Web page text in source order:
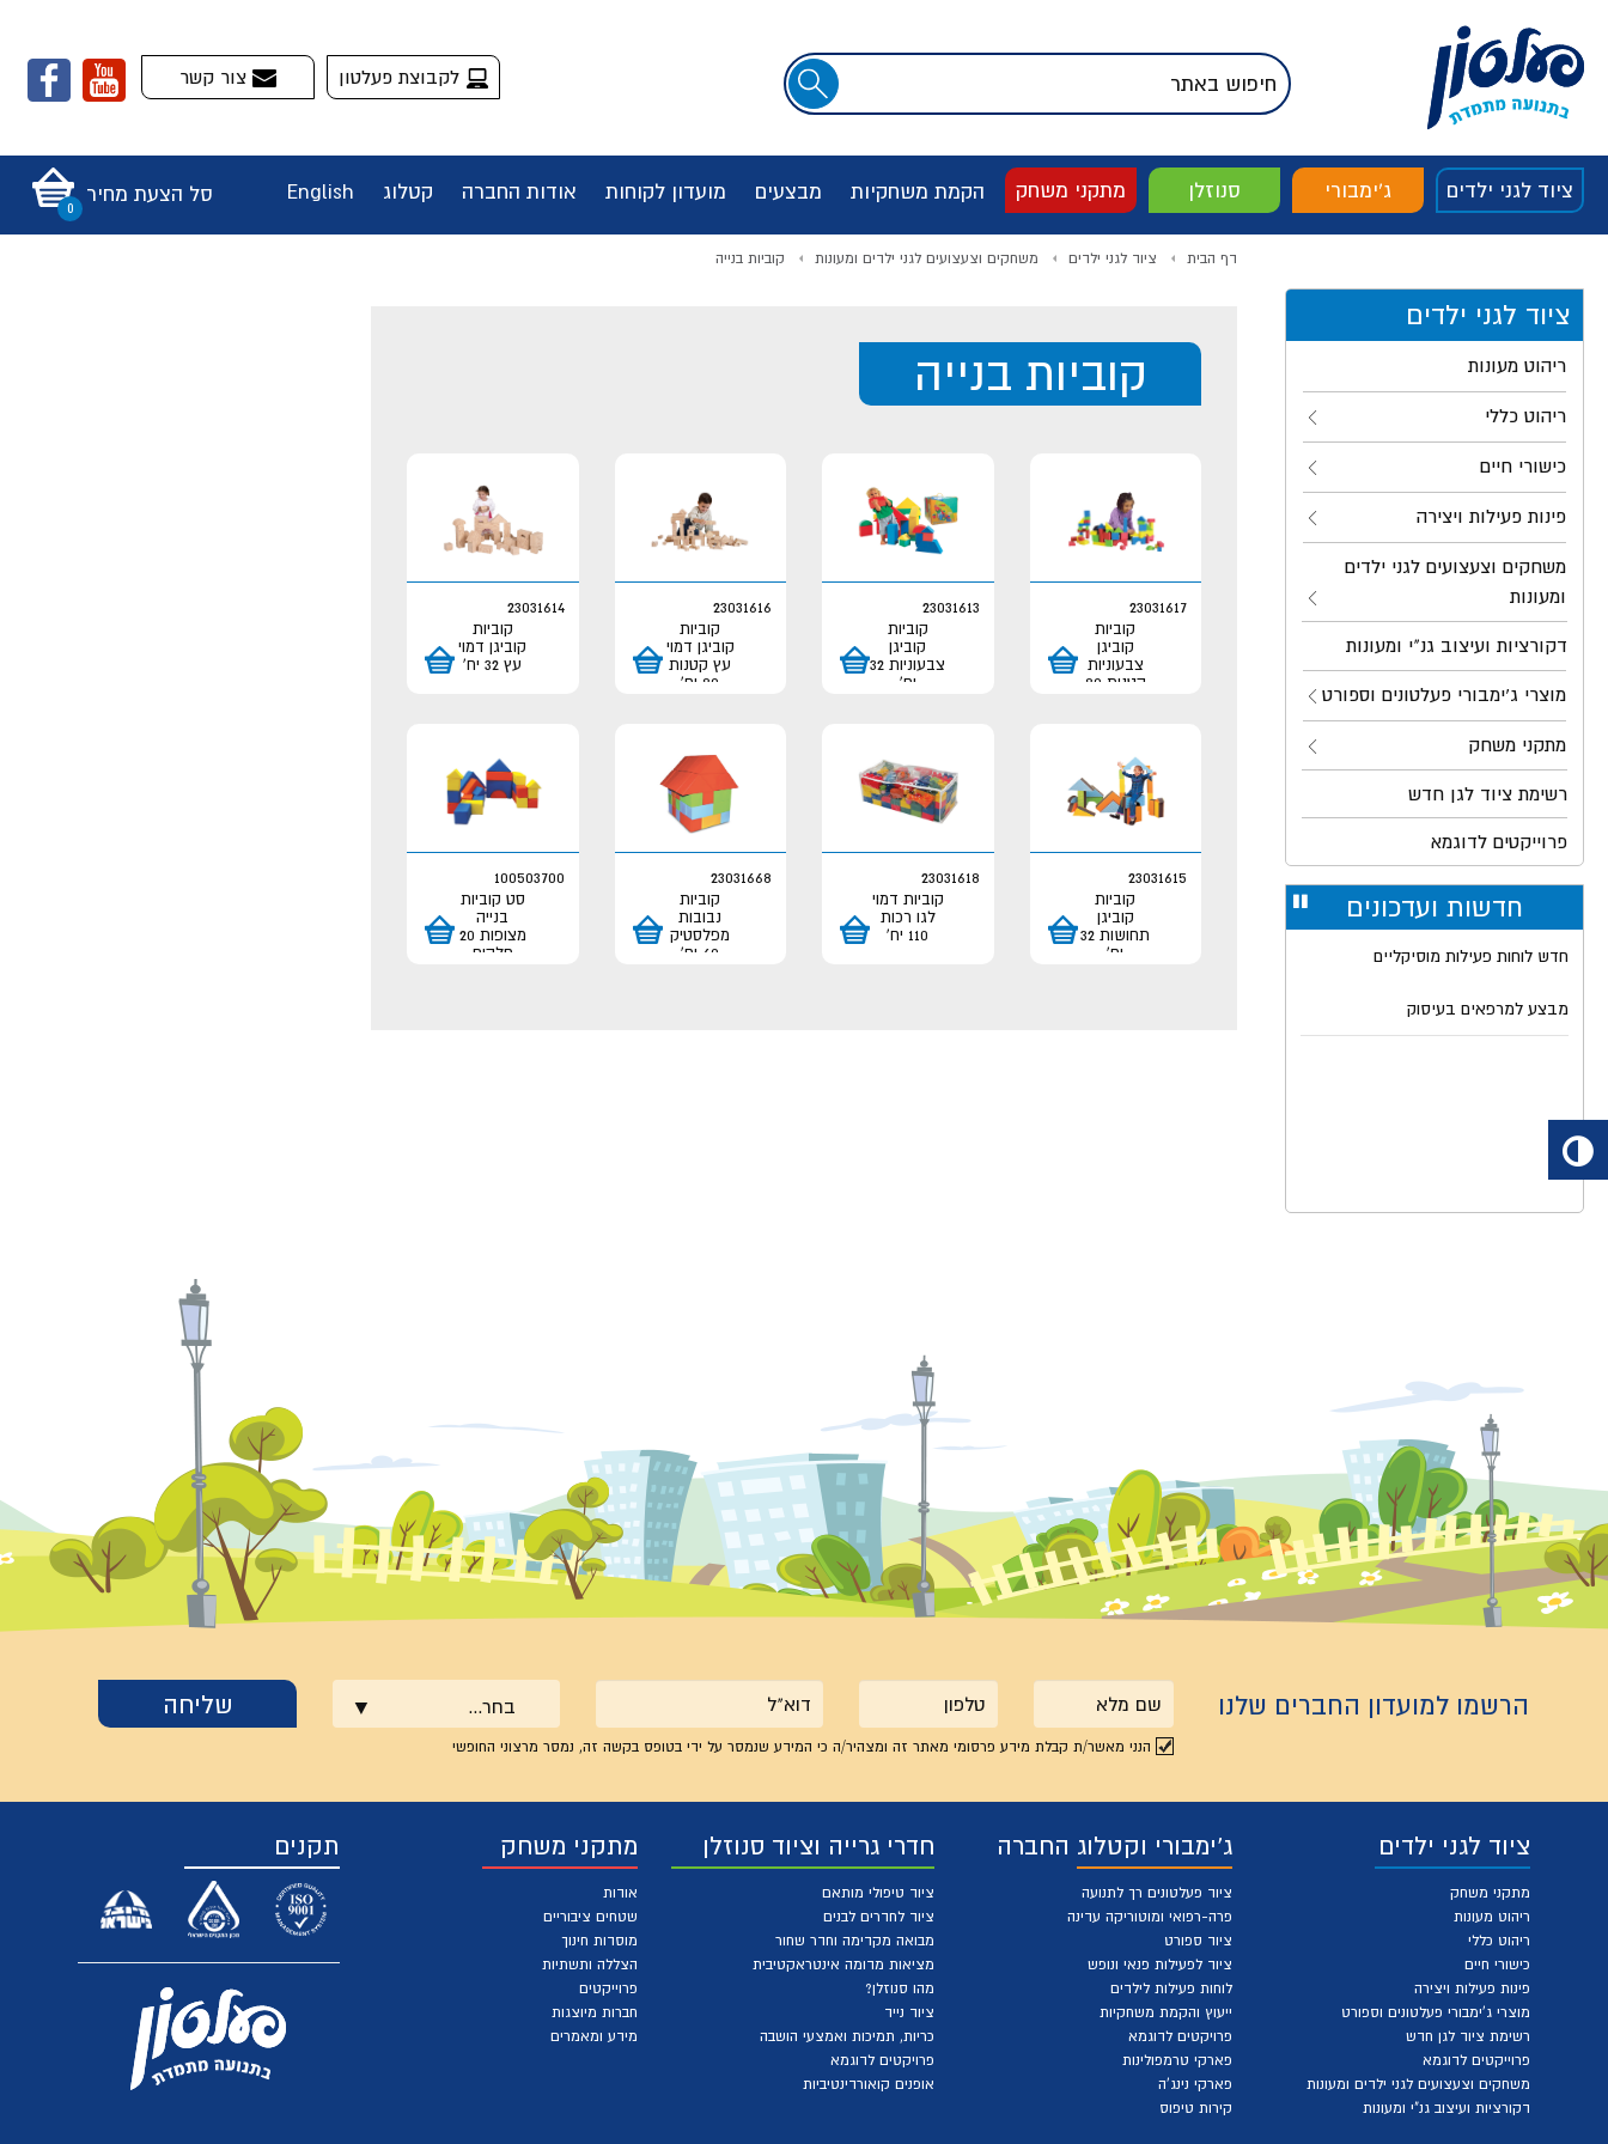
דלג לסרגל הניווט
דלג לתפריט ציוד
אודות החברה
דלג לסוף העמוד
חיפוש
לקבוצת פעלטון צור קשר
ציוד לגני ילדים ג'ימבורי סנוזלן מתקני משחק הקמת משחקיות מבצעים מועדון לקוחות אודות החברה קטלוג English סל הצעת מחיר
ציוד לגני ילדים
ריהוט מעונות
ריהוט כללי
כישורי חיים
פינות פעילות ויצירה
משחקים וצעצועים לגני ילדים
ומעונות
דקורציות ועיצוב גנ"י ומעונות
מוצרי ג'ימבורי פעלטונים וספורט
מתקני משחק
רשימת ציוד לגן חדש
פרוייקטים לדוגמא
עצור
חדשות ועדכונים
חדש לוחות פעילות מוסיקליים
מבצע למרפאים בעיסוק
דף הבית ציוד לגני ילדים משחקים וצעצועים לגני ילדים ומעונות קוביות בנייה
קוביות בנייה
23031617
קוביות
קוביגן
צבעוניות
קטנות 80
23031613
קוביות
קוביגן
צבעוניות 32
יח'
23031616
קוביות
קוביגן דמוי
עץ קטנות
80 יח'
23031614
קוביות
קוביגן דמוי
עץ 32 יח'
23031615
קוביות
קוביגן
תחושות 32
יח'
23031618
קוביות דמוי
לגו רכות
110 יח'
23031668
קוביות
נבובות
מפלסטיק
60 יח'
100503700
סט קוביות
בנייה
מצופות 20
חלקים
הרשמו למועדון החברים שלנו
שם
בחר...
הנני מאשר/ת קבלת מידע פרסומי מאתר זה ומצהיר/ה כי המידע שנמסר על ידי בטופס בקשה זה, נמסר מרצוני החופשי
תקנים ציוד לגני ילדים
מתקני משחק
ריהוט מעונות
ריהוט כללי
כישורי חיים
פינות פעילות ויצירה
מוצרי ג'ימבורי פעלטונים וספורט
רשימת ציוד לגן חדש
פרוייקטים לדוגמא
משחקים וצעצועים לגני ילדים ומעונות
דקורציות ועיצוב גנ"י ומעונות
ג'ימבורי וקטלוג החברה
ציוד פעלטונים רך לתנועה
פרה-רפואי ומוטוריקה עדינה
ציוד ספורט
ציוד לפעילות פנאי ונופש
לוחות פעילות לילדים
ייעוץ והקמת משחקיות
פרויקטים לדוגמא
פארקי טרמפולינות
פארקי נינג'ה
קירות טיפוס
חדרי גרייה וציוד סנוזלן
ציוד טיפולי מותאם
ציוד לחדרים לבנים
מבואה מקדימה וחדר שחור
מציאות מדומה אינטראקטיבית
מהו סנוזלן?
ציוד נייד
כריות, תמיכות ואמצעי הושבה
פרויקטים לדוגמא
אופנים קואורדינטיביות
מתקני משחק
אודות
שטחים ציבוריים
מוסדות חינוך
הצללה ותשתיות
פרוייקטים
חברות מיוצגות
מידע ומאמרים